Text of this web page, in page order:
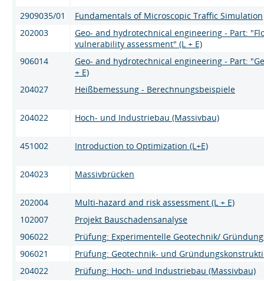
2909035/01
Fundamentals of Microscopic Traffic Simulation
202003
Geo- and hydrotechnical engineering - Part:
vulnerability assessment" (L + E)
906014
Geo- and hydrotechnical engineering - Part:
+ E)
204027
Heißbemessung - Berechnungsbeispiele
204022 Hoch- und Industriebau (Massivbau)
451002 Introduction to Optimization (L+E)
204023 Massivbrücken
202004
Multi-hazard and risk assessment (L + E)
102007
Projekt Bauschadensanalyse
906022
Prüfung: Experimentelle Geotechnik/
906021
Prüfung: Geotechnik- und
204022
Prüfung: Hoch- und Industriebau (Massivbau)